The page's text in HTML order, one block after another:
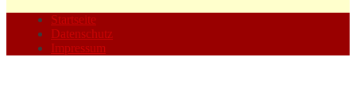
Startseite
Datenschutz
Impressum